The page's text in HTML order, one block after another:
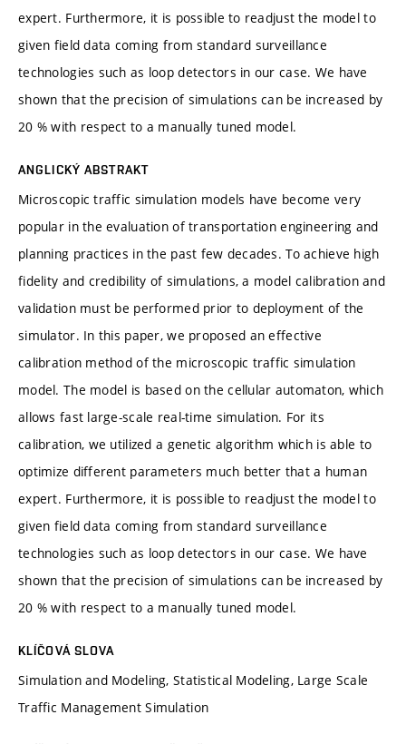
expert. Furthermore, it is possible to readjust the model to
given field data coming from standard surveillance
technologies such as loop detectors in our case. We have
shown that the precision of simulations can be increased by
20 % with respect to a manually tuned model.
ANGLICKÝ ABSTRAKT
Microscopic traffic simulation models have become very
popular in the evaluation of transportation engineering and
planning practices in the past few decades. To achieve high
fidelity and credibility of simulations, a model calibration and
validation must be performed prior to deployment of the
simulator. In this paper, we proposed an effective
calibration method of the microscopic traffic simulation
model. The model is based on the cellular automaton, which
allows fast large-scale real-time simulation. For its
calibration, we utilized a genetic algorithm which is able to
optimize different parameters much better that a human
expert. Furthermore, it is possible to readjust the model to
given field data coming from standard surveillance
technologies such as loop detectors in our case. We have
shown that the precision of simulations can be increased by
20 % with respect to a manually tuned model.
KLÍČOVÁ SLOVA
Simulation and Modeling, Statistical Modeling, Large Scale
Traffic Management Simulation